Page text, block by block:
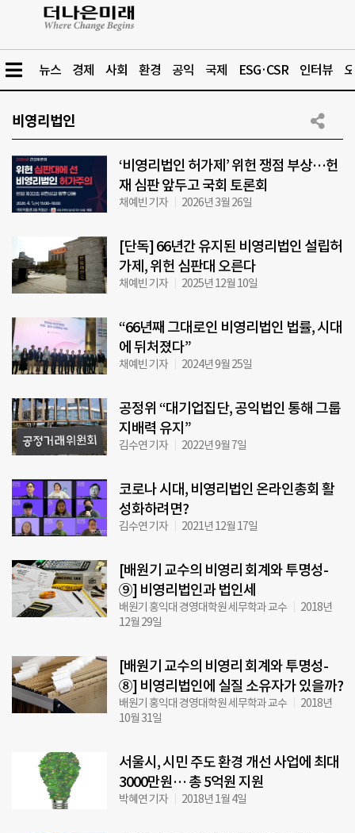
뉴스 경제 사회 환경 공익 국제 ESG·CSR 인터뷰
비영리법인
‘비영리법인 허가제’ 위헌 쟁점 부상…헌
재 심판 앞두고 국회 토론회
채예빈 기자 2026년 3월 26일
[단독] 66년간 유지된 비영리법인 설립허
가제, 위헌 심판대 오른다
채예빈 기자 2025년 12월 10일
“66년째 그대로인 비영리법인 법률, 시대
에 뒤처졌다”
채예빈 기자 2024년 9월 25일
공정위 “대기업집단, 공익법인 통해 그룹
지배력 유지”
김수연 기자 2022년 9월 7일
코로나 시대, 비영리법인 온라인총회 활
성화하려면?
김수연 기자 2021년 12월 17일
[배원기 교수의 비영리 회계와 투명성-
⑨] 비영리법인과 법인세
배원기 홍익대 경영대학원 세무학과 교수
2018년
12월 29일
[배원기 교수의 비영리 회계와 투명성-
⑧] 비영리법인에 실질 소유자가 있을까?
배원기 홍익대 경영대학원 세무학과 교수
2018년
10월 31일
서울시, 시민 주도 환경 개선 사업에 최대
3000만원… 총 5억원 지원
박혜연 기자 2018년 1월 4일